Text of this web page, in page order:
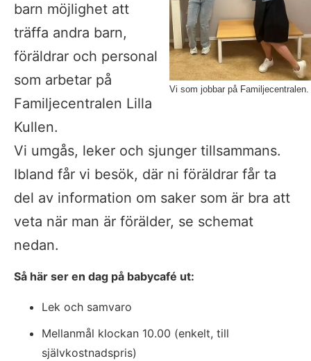
Vi som jobbar på Familjecentralen.
barn möjlighet att
träffa andra barn,
föräldrar och personal
som arbetar på
Familjecentralen Lilla
Kullen.
Vi umgås, leker och sjunger tillsammans.
Ibland får vi besök, där ni föräldrar får ta
del av information om saker som är bra att
veta när man är förälder, se schemat
nedan.
Så här ser en dag på babycafé ut:
Lek och samvaro
Mellanmål klockan 10.00 (enkelt, till
självkostnadspris)